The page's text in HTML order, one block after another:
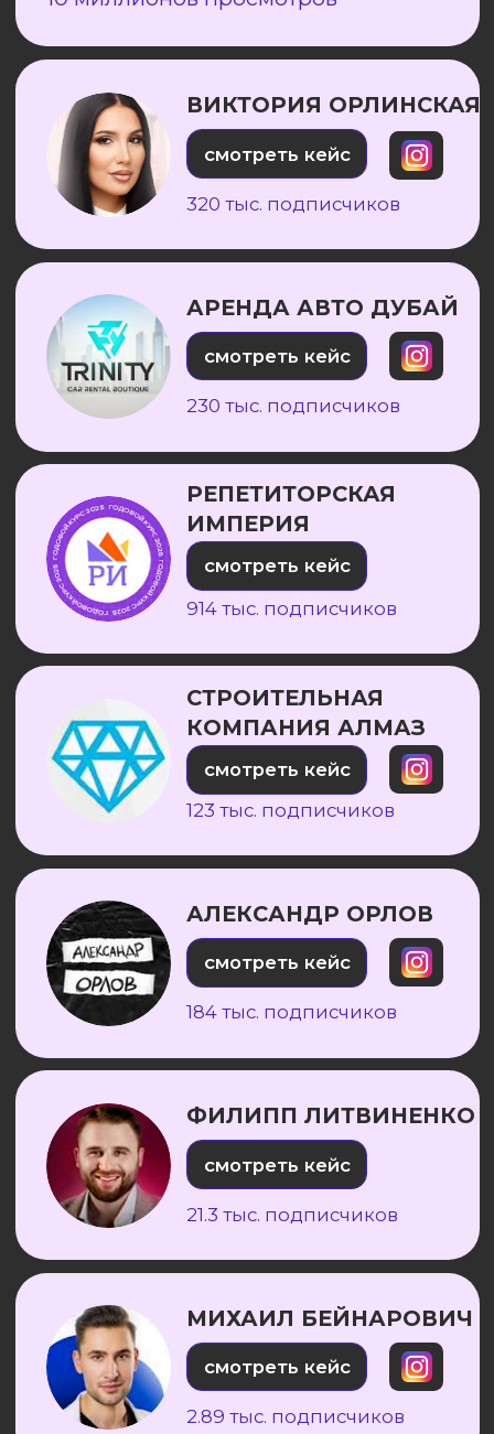
АЛЕКСЕЙ
JUSTMEBEL69
Результаты за 3 месяца:
➡ Количество снятых роликов: 15
➡ Общее количество просмотров
Общий охват: 846 935
Ниша: Мебель, кухни на заказ
перейти в канал
ОСТАВИТЬ ЗАЯВКУ ✍🏻
С КЕМ ЕЩЕ РАБОТАЛИ/
➡ На канале 327 миллионов
➡ Пять шортс набрали более
914 тыс. подписчиков
смотреть кейс
смотреть кейс
ВИКТОРИЯ ОРЛИНСКАЯ
230 тыс. подписчиков
смотреть кейс